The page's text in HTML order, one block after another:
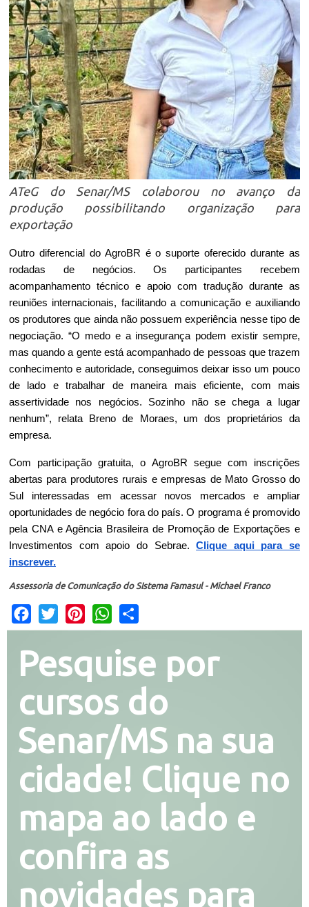
ATeG do Senar/MS colaborou no avanço da
produção possibilitando organização para
exportação
Outro diferencial do AgroBR é o suporte oferecido durante as
rodadas de negócios. Os participantes recebem
acompanhamento técnico e apoio com tradução durante as
reuniões internacionais, facilitando a comunicação e auxiliando
os produtores que ainda não possuem experiência nesse tipo de
negociação. “O medo e a insegurança podem existir sempre,
mas quando a gente está acompanhado de pessoas que trazem
conhecimento e autoridade, conseguimos deixar isso um pouco
de lado e trabalhar de maneira mais eficiente, com mais
assertividade nos negócios. Sozinho não se chega a lugar
nenhum”, relata Breno de Moraes, um dos proprietários da
empresa.
Com participação gratuita, o AgroBR segue com inscrições
abertas para produtores rurais e empresas de Mato Grosso do
Sul interessadas em acessar novos mercados e ampliar
oportunidades de negócio fora do país. O programa é promovido
pela CNA e Agência Brasileira de Promoção de Exportações e
Investimentos com apoio do Sebrae. Clique aqui para se
inscrever.
Assessoria de Comunicação do SIstema Famasul - Michael Franco
Facebook
Twitter PinterestWhatsApp
Pesquise por
cursos do
Senar/MS na sua
cidade! Clique no
mapa ao lado e
confira as
novidades para